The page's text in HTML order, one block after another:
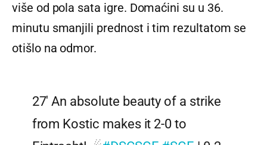
više od pola sata igre. Domaćini su u 36.
minutu smanjili prednost i tim rezultatom se
otišlo na odmor.
27' An absolute beauty of a strike
from Kostic makes it 2-0 to